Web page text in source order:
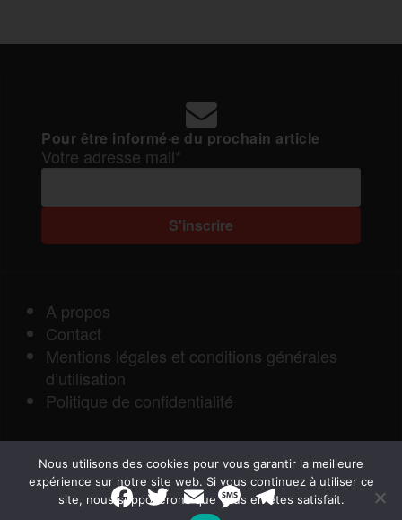
Pour être informé·e du prochain article
Votre adresse mail*
A propos
Contact
Mentions légales et conditions générales
d’utilisation
Politique de confidentialité
Rapports de Force|
F
a
T
w
E
m
M
e
T
e
Nous utilisons des cookies pour vous garantir la meilleure
expérience sur notre site web. Si vous continuez à utiliser ce
site, nous supposerons que vous en êtes satisfait.